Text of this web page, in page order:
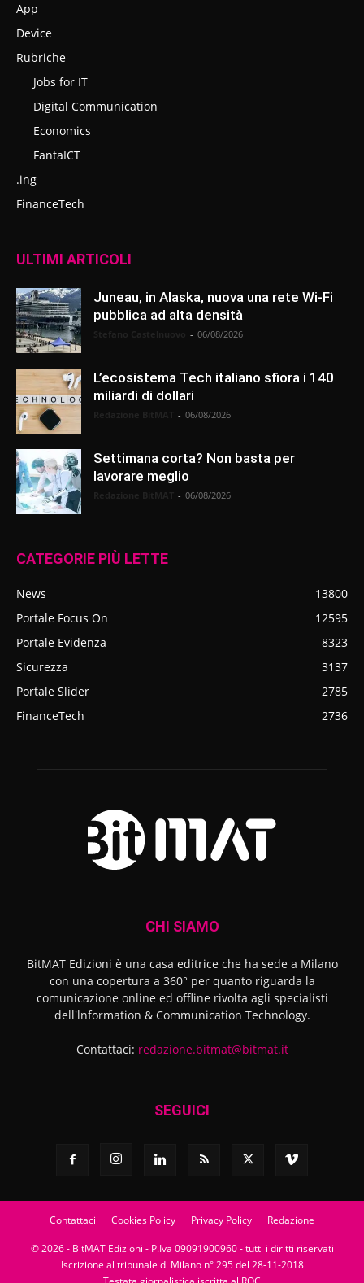
App
Device
Rubriche
Jobs for IT
Digital Communication
Economics
FantaICT
.ing
FinanceTech
ULTIMI ARTICOLI
Juneau, in Alaska, nuova una rete Wi-Fi
pubblica ad alta densità
- 06/08/2026
L’ecosistema Tech italiano sfiora i 140
miliardi di dollari
- 06/08/2026
Settimana corta? Non basta per
lavorare meglio
- 06/08/2026
CATEGORIE PIÙ LETTE
News
13800
Portale Focus On
12595
Portale Evidenza
8323
Sicurezza
3137
Portale Slider
2785
FinanceTech
2736
CHI SIAMO
BitMAT Edizioni è una casa editrice che ha sede a Milano
con una copertura a 360° per quanto riguarda la
comunicazione online ed offline rivolta agli specialisti
dell'lnformation & Communication Technology.
Contattaci: redazione.bitmat@bitmat.it
SEGUICI
Contattaci Cookies Policy Privacy Policy Redazione
© 2026 - BitMAT Edizioni - P.Iva 09091900960 - tutti i diritti riservati
Iscrizione al tribunale di Milano n° 295 del 28-11-2018